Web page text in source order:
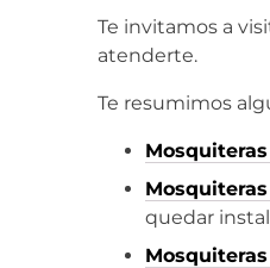
Te invitamos a
atenderte.
Te resumimos
quedar